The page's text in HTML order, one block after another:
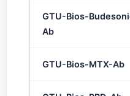
GTU-Bios-
Ab
GTU-Bios-MTX-Ab